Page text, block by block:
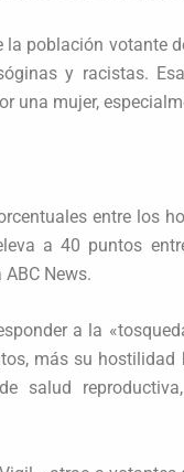
población votante
y racistas.
una mujer,
entre los
a 40 puntos
News.
a la
más su
salud